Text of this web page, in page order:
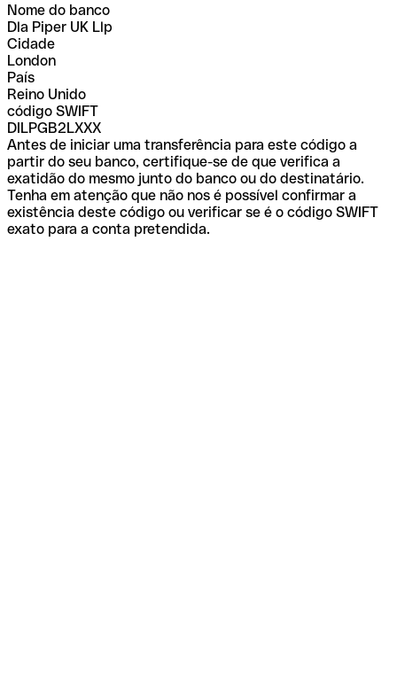
Nome do banco
Dla Piper UK Llp
Cidade
London
País
Reino Unido
código SWIFT
DILPGB2LXXX
Antes de iniciar uma transferência para este código a
partir do seu banco, certifique-se de que verifica a
exatidão do mesmo junto do banco ou do destinatário.
Tenha em atenção que não nos é possível confirmar a
existência deste código ou verificar se é o código SWIFT
exato para a conta pretendida.